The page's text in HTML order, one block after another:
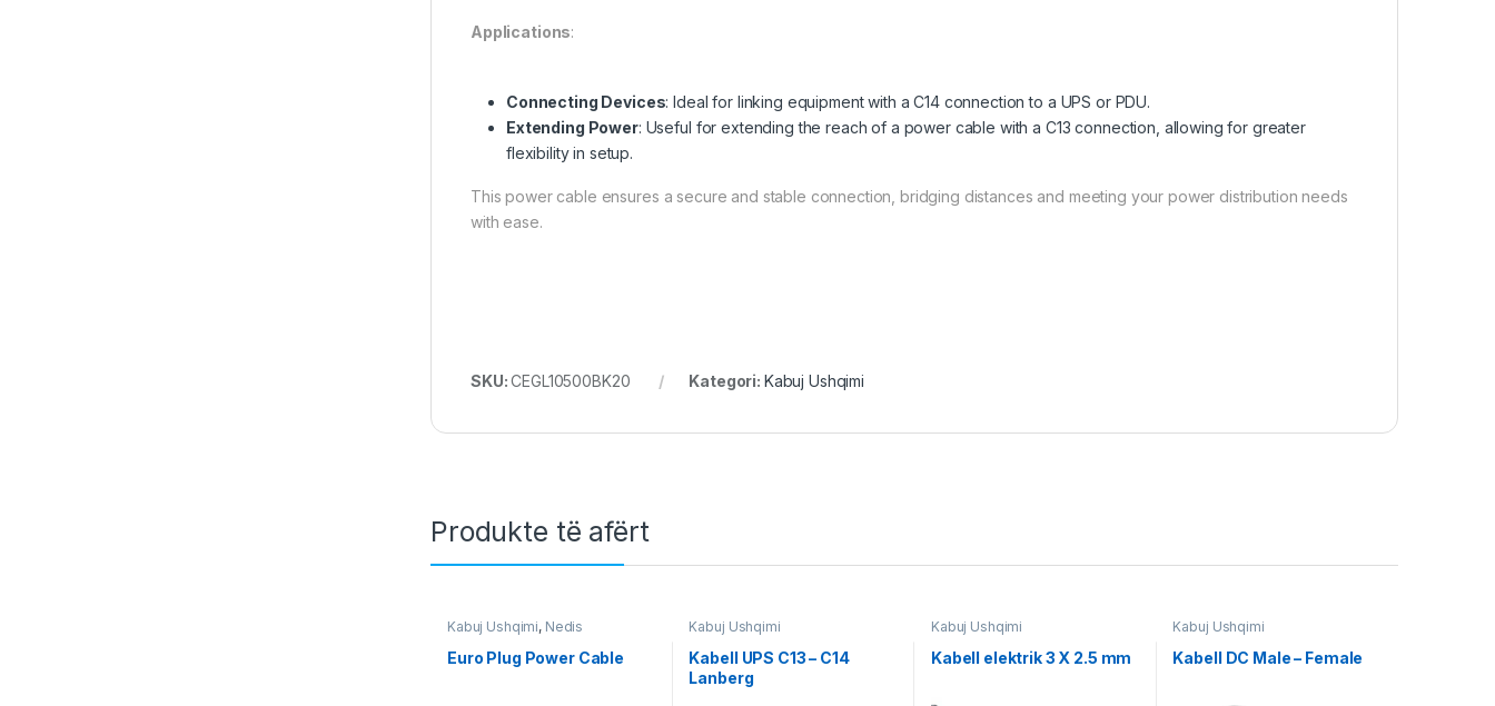
Applications:
Connecting Devices: Ideal for linking equipment with a C14 connection to a UPS or PDU.
Extending Power: Useful for extending the reach of a power cable with a C13 connection, allowing for greater
flexibility in setup.
This power cable ensures a secure and stable connection, bridging distances and meeting your power distribution needs
with ease.
SKU:CEGL10500BK20 Kategori: Kabuj Ushqimi
Produkte të afërt
Kabuj Ushqimi, Nedis
Euro Plug Power Cable
Kabuj Ushqimi
Kabell UPS C13 – C14
Lanberg
Kabuj Ushqimi
Kabell elektrik 3 X 2.5 mm
Kabuj Ushqimi
Kabell DC Male – Female